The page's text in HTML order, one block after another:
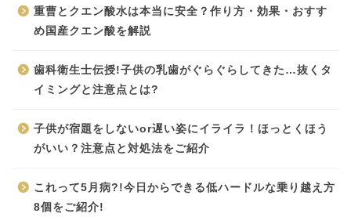
重曹とクエン酸水は本当に安全？作り方・効果・おすす
め国産クエン酸を解説
歯科衛生士伝授!子供の乳歯がぐらぐらしてきた…抜くタ
イミングと注意点とは?
子供が宿題をしないor遅い姿にイライラ！ほっとくほう
がいい？注意点と対処法をご紹介
これって5月病?!今日からできる低ハードルな乗り越え方
8個をご紹介!